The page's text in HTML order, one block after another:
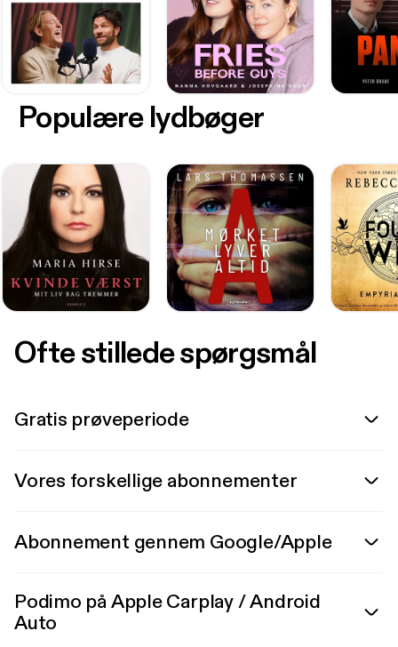
Populære lydbøger
Ofte stillede spørgsmål
Gratis prøveperiode
Vores forskellige abonnementer
Abonnement gennem Google/Apple
Podimo på Apple Carplay / Android
Auto